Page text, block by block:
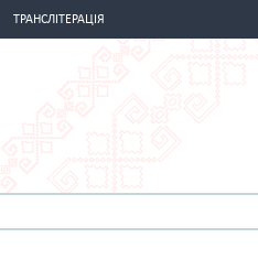
ТРАНСЛІТЕРАЦІЯ